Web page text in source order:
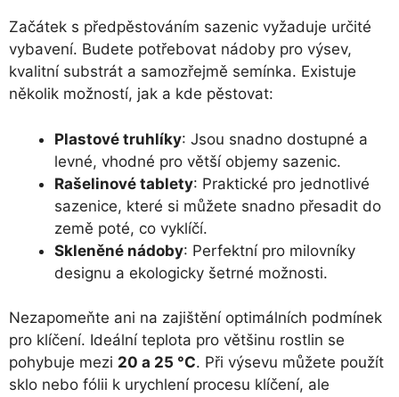
Začátek s předpěstováním sazenic vyžaduje určité
vybavení. Budete potřebovat nádoby pro výsev,
kvalitní substrát a samozřejmě semínka. Existuje
několik možností, jak a kde pěstovat:
Plastové truhlíky: Jsou snadno dostupné a
levné, vhodné pro větší objemy sazenic.
Rašelinové tablety: Praktické pro jednotlivé
sazenice, které si můžete snadno přesadit do
země poté, co vyklíčí.
Skleněné nádoby: Perfektní pro milovníky
designu a ekologicky šetrné možnosti.
Nezapomeňte ani na zajištění optimálních podmínek
pro klíčení. Ideální teplota pro většinu rostlin se
pohybuje mezi 20 a 25 °C. Při výsevu můžete použít
sklo nebo fólii k urychlení procesu klíčení, ale